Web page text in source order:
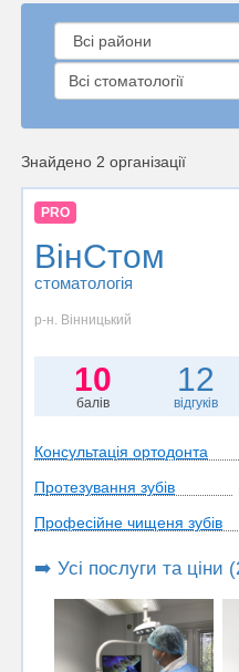
Всі стоматології
Знайдено 2 організації
PRO
ВінСтом
стоматологія
р-н. Вінницький
10
балів
12
відгуків
Консультація ортодонта
Протезування зубів
Професійне чищеня зубів
➡️ Усі послуги та ціни